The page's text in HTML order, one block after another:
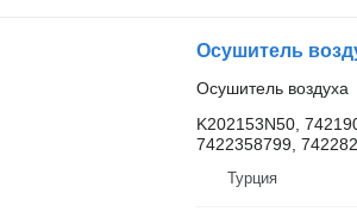
Осушитель воздуха
K202153N50,
7422358799,
Турция